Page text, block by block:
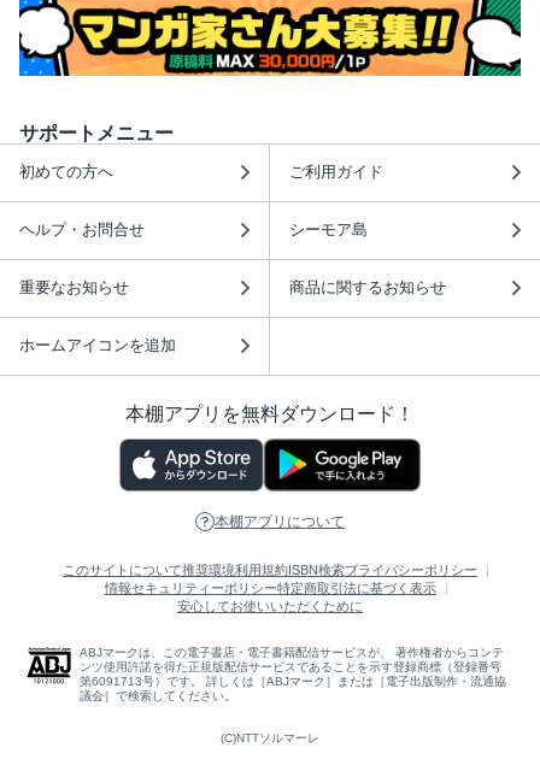
サポートメニュー
初めての方へ ご利用ガイド
ヘルプ・お問合せ シーモア島
重要なお知らせ 商品に関するお知らせ
ホームアイコンを追加
本棚アプリを無料ダウンロード！
本棚アプリについて
このサイトについて推奨環境利用規約ISBN検索プライバシーポリシー
情報セキュリティーポリシー特定商取引法に基づく表示
安心してお使いいただくために
ABJマークは、この電子書店・電子書籍配信サービスが、 著作権者からコンテ
ンツ使用許諾を得た正規版配信サービスであることを示す登録商標（登録番号
第6091713号）です。 詳しくは［ABJマーク］または［電子出版制作・流通協
議会］で検索してください。
(C)NTTソルマーレ